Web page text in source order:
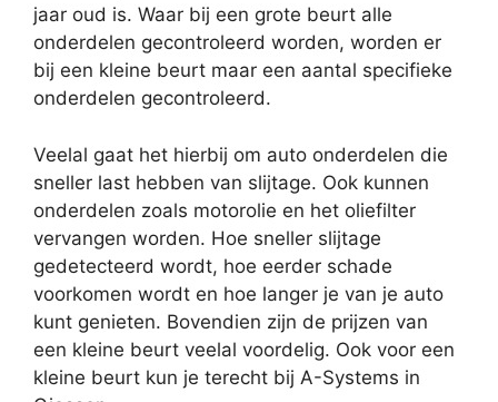
jaar oud is. Waar bij een grote beurt alle
onderdelen gecontroleerd worden, worden er
bij een kleine beurt maar een aantal specifieke
onderdelen gecontroleerd.
Veelal gaat het hierbij om auto onderdelen die
sneller last hebben van slijtage. Ook kunnen
onderdelen zoals motorolie en het oliefilter
vervangen worden. Hoe sneller slijtage
gedetecteerd wordt, hoe eerder schade
voorkomen wordt en hoe langer je van je auto
kunt genieten. Bovendien zijn de prijzen van
een kleine beurt veelal voordelig. Ook voor een
kleine beurt kun je terecht bij A-Systems in